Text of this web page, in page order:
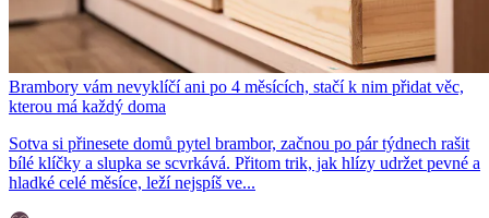
Brambory vám nevyklíčí ani po 4 měsících, stačí k nim přidat věc,
kterou má každý doma
Sotva si přinesete domů pytel brambor, začnou po pár týdnech rašit
bílé klíčky a slupka se scvrkává. Přitom trik, jak hlízy udržet pevné a
hladké celé měsíce, leží nejspíš ve...